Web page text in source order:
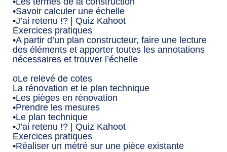
•Savoir calculer une échelle
•J’ai retenu !? | Quiz Kahoot
Exercices pratiques
•A partir d’un plan constructeur, faire une lecture
des éléments et apporter toutes les annotations
nécessaires et trouver l’échelle
oLe relevé de cotes
La rénovation et le plan technique
•Les pièges en rénovation
•Prendre les mesures
•Le plan technique
•J’ai retenu !? | Quiz Kahoot
Exercices pratiques
•Réaliser un métré sur une pièce existante